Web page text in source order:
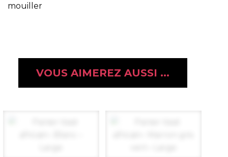
mouiller
VOUS AIMEREZ AUSSI ...